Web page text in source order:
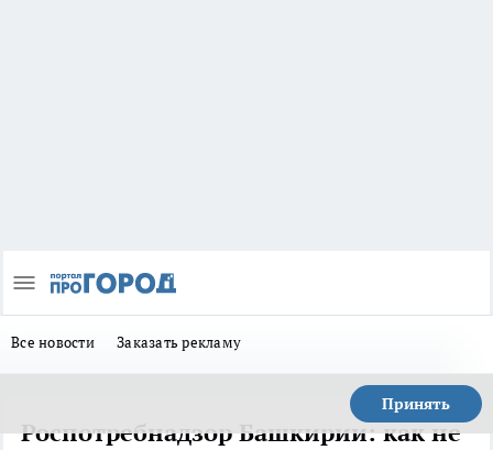
Все новости Заказать рекламу
Принять
Роспотребнадзор Башкирии: как не